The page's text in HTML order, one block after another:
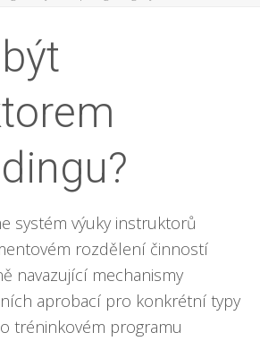
systém výuky instruktorů
rozdělení činností
navazující mechanismy
aprobací pro konkrétní typy
tréninkovém programu